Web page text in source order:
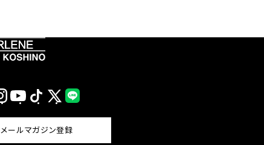
InstagramYouTubeTikTok X
(Twitter)
メールマガジン登録